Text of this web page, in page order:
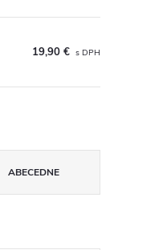
19,90 €
ABECEDNE